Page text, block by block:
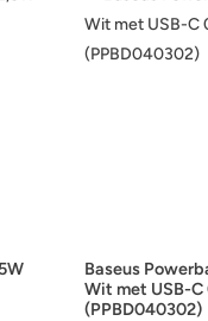
Baseus
Wit met USB-C
(PPBD040302)